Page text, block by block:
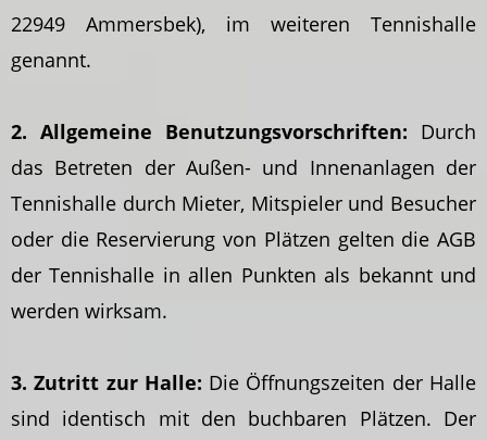
22949 Ammersbek), im weiteren Tennishalle
genannt.
2. Allgemeine Benutzungsvorschriften: Durch
das Betreten der Außen- und Innenanlagen der
Tennishalle durch Mieter, Mitspieler und Besucher
oder die Reservierung von Plätzen gelten die AGB
der Tennishalle in allen Punkten als bekannt und
werden wirksam.
3. Zutritt zur Halle: Die Öffnungszeiten der Halle
sind identisch mit den buchbaren Plätzen. Der